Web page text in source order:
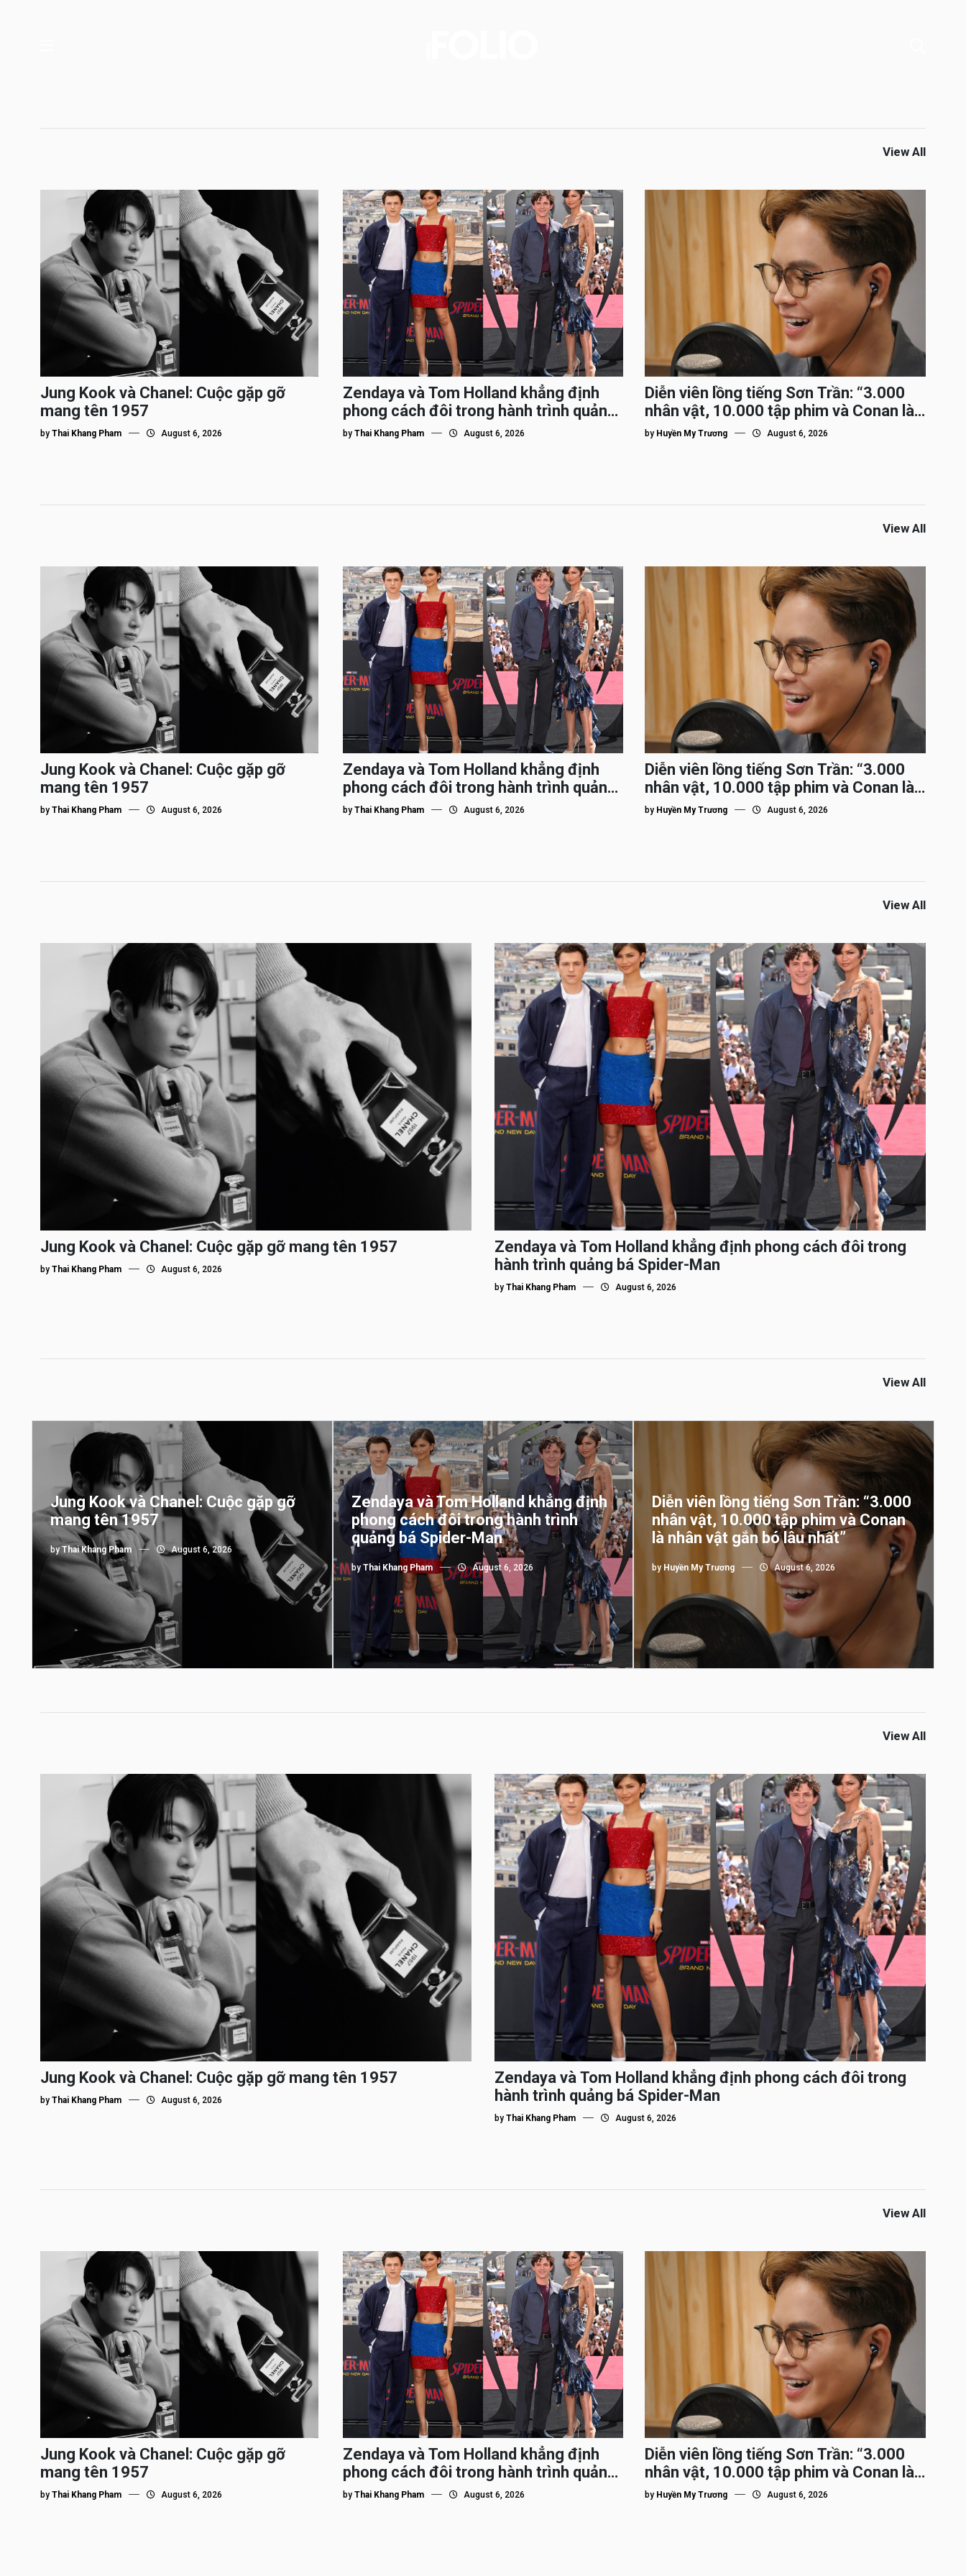
View All
Jung Kook và Chanel: Cuộc gặp gỡ
mang tên 1957
by Thai Khang Pham August 6, 2026
Zendaya và Tom Holland khẳng định
phong cách đôi trong hành trình quảng
bá Spider-Man
by Thai Khang Pham August 6, 2026
Diễn viên lồng tiếng Sơn Trần: “3.000
nhân vật, 10.000 tập phim và Conan là
nhân vật gắn bó lâu nhất”
by Huyền My Trương August 6, 2026
View All
Jung Kook và Chanel: Cuộc gặp gỡ
mang tên 1957
by Thai Khang Pham August 6, 2026
Zendaya và Tom Holland khẳng định
phong cách đôi trong hành trình quảng
bá Spider-Man
by Thai Khang Pham August 6, 2026
Diễn viên lồng tiếng Sơn Trần: “3.000
nhân vật, 10.000 tập phim và Conan là
nhân vật gắn bó lâu nhất”
by Huyền My Trương August 6, 2026
View All
Jung Kook và Chanel: Cuộc gặp gỡ mang tên 1957
by Thai Khang Pham August 6, 2026
Zendaya và Tom Holland khẳng định phong cách đôi trong
hành trình quảng bá Spider-Man
by Thai Khang Pham August 6, 2026
View All
Jung Kook và Chanel: Cuộc gặp gỡ
mang tên 1957
by Thai Khang Pham August 6, 2026
Zendaya và Tom Holland khẳng định
phong cách đôi trong hành trình
quảng bá Spider-Man
by Thai Khang Pham August 6, 2026
Diễn viên lồng tiếng Sơn Trần: “3.000
nhân vật, 10.000 tập phim và Conan
là nhân vật gắn bó lâu nhất”
by Huyền My Trương August 6, 2026
View All
Jung Kook và Chanel: Cuộc gặp gỡ mang tên 1957
by Thai Khang Pham August 6, 2026
Zendaya và Tom Holland khẳng định phong cách đôi trong
hành trình quảng bá Spider-Man
by Thai Khang Pham August 6, 2026
View All
Jung Kook và Chanel: Cuộc gặp gỡ
mang tên 1957
by Thai Khang Pham August 6, 2026
Zendaya và Tom Holland khẳng định
phong cách đôi trong hành trình quảng
bá Spider-Man
by Thai Khang Pham August 6, 2026
Diễn viên lồng tiếng Sơn Trần: “3.000
nhân vật, 10.000 tập phim và Conan là
nhân vật gắn bó lâu nhất”
by Huyền My Trương August 6, 2026